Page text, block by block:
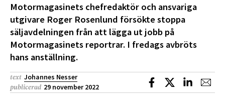
Motormagasinets chefredaktör och ansvariga
utgivare Roger Rosenlund försökte stoppa
säljavdelningen från att lägga ut jobb på
Motormagasinets reportrar. I fredags avbröts
hans anställning.
text Johannes Nesser
publicerad 29 november 2022
Dela på Facebook
Dela på XDela på